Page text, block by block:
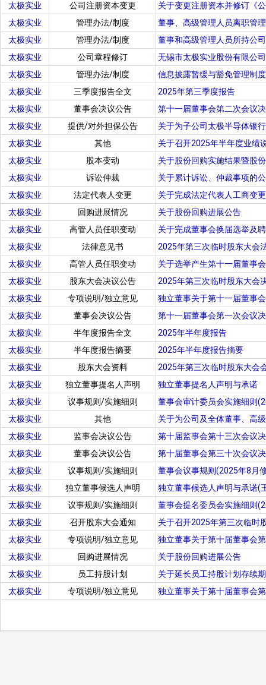
太极实业
公司注册资本变更
关于变更注册资本并修订《
太极实业
管理办法/制度
董事、高级管理人员离职管
太极实业
管理办法/制度
董事和高级管理人员所持公
太极实业
公司章程修订
无锡市太极实业股份有限公
太极实业
管理办法/制度
信息披露暂缓与豁免管理制度
太极实业
三季度报告全文
2025年第三季度报告
太极实业
董事会决议公告
第十一届董事会第二次会议
太极实业
提供/对外担保公告
关于为子公司太极半导体银
太极实业
其他
关于召开2025年半年度业绩
太极实业
股本变动
关于股份回购实施结果暨股
太极实业
诉讼仲裁
关于累计诉讼、仲裁事项的
太极实业
法定代表人变更
关于完成法定代表人工商变
太极实业
回购进展情况
关于股份回购进展公告
太极实业
高管人员任职变动
关于完成董事会换届选举及
太极实业
法律意见书
2025年第三次临时股东大会
太极实业
高管人员任职变动
关于选举产生第十一届董事
太极实业
股东大会决议公告
2025年第三次临时股东大会
太极实业
专项说明/独立意见
独立董事关于第十一届董事
太极实业
董事会决议公告
第十一届董事会第一次会议
太极实业
半年度报告全文
2025年半年度报告
太极实业
半年度报告摘要
2025年半年度报告摘要
太极实业
股东大会资料
2025年第三次临时股东大会
太极实业
独立董事提名人声明
独立董事提名人声明与承诺
太极实业
议事规则/实施细则
董事会审计委员会实施细则
太极实业
其他
关于为公司及全体董事、高
太极实业
监事会决议公告
第十届监事会第十三次会议
太极实业
董事会决议公告
第十届董事会第三十次会议
太极实业
议事规则/实施细则
董事会议事规则(2025年8月
太极实业
独立董事候选人声明
独立董事候选人声明与承诺(
太极实业
议事规则/实施细则
董事会提名委员会实施细则
太极实业
召开股东大会通知
关于召开2025年第三次临时
太极实业
专项说明/独立意见
独立董事关于第十届董事会
太极实业
回购进展情况
关于股份回购进展公告
太极实业
员工持股计划
关于延长员工持股计划存续
太极实业
专项说明/独立意见 独立董事关于第十届董事会